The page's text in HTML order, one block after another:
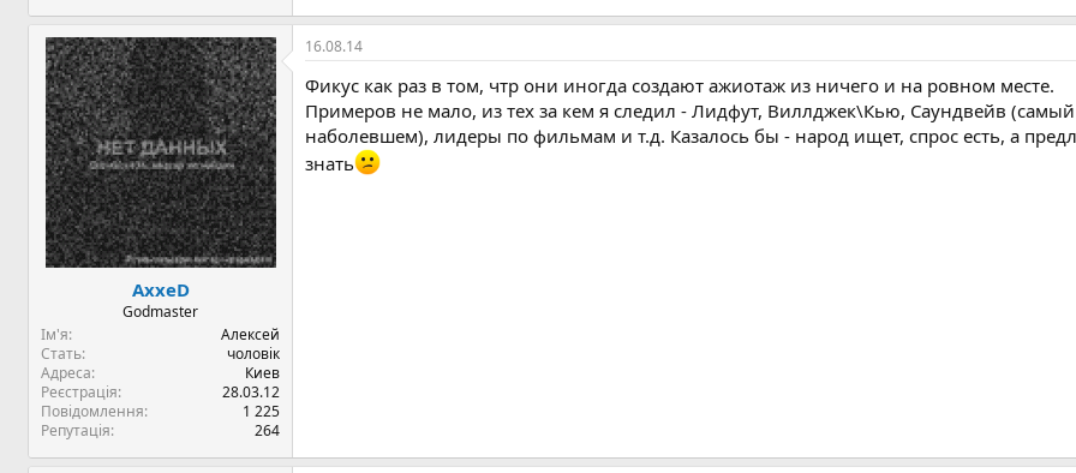
AxxeD
Godmaster
Ім'я
Алексей
Стать
чоловік
Адреса
Киев
Реєстрація
28.03.12
Повідомлення
1 225
Репутація
264
16.08.14
Фикус как раз в том, чтр они иногда создают ажиотаж из ничего и на ровном месте.
Примеров не мало, из тех за кем я следил - Лидфут, Виллджек\Кью, Саундвейв
наболевшем), лидеры по фильмам и т.д. Казалось бы - народ ищет, спрос есть, а
знать